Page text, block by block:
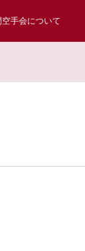
空手会について